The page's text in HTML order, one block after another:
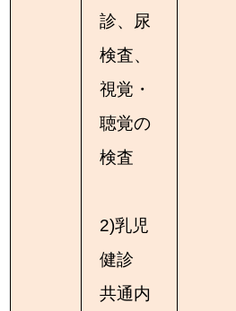
診、尿
検査、
視覚・
聴覚の
検査
2)乳児
健診
共通内